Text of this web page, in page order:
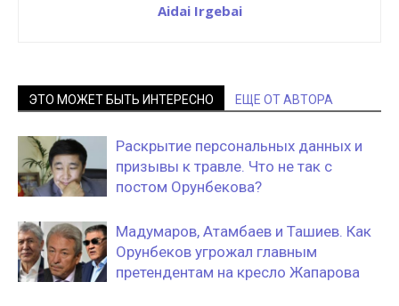
Aidai Irgebai
ЭТО МОЖЕТ БЫТЬ ИНТЕРЕСНО ЕЩЕ ОТ АВТОРА
Раскрытие персональных данных и
призывы к травле. Что не так с
постом Орунбекова?
Мадумаров, Атамбаев и Ташиев. Как
Орунбеков угрожал главным
претендентам на кресло Жапарова